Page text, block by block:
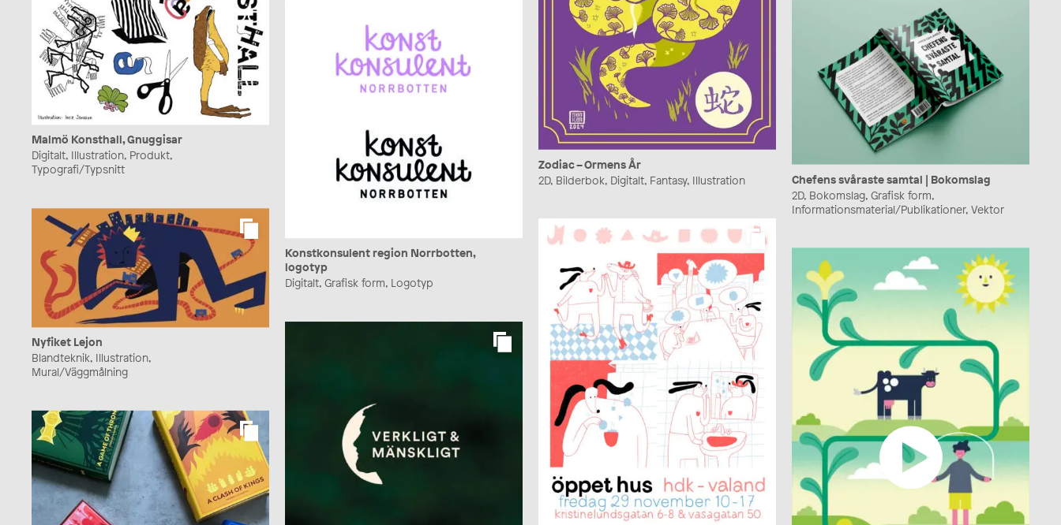
Malmö Konsthall, Gnuggisar
Digitalt, Illustration, Produkt,
Typografi/Typsnitt
Zodiac – Ormens År
2D, Bilderbok, Digitalt, Fantasy, Illustration
Konstkonsulent region Norrbotten,
logotyp
Digitalt, Grafisk form, Logotyp
Chefens svåraste samtal | Bokomslag
2D, Bokomslag, Grafisk form,
Informationsmaterial/Publikationer, Vektor
Nyfiket Lejon
Blandteknik, Illustration,
Mural/Väggmålning